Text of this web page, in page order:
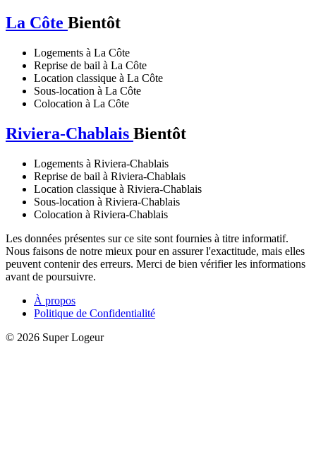
La Côte Bientôt
Logements à La Côte
Reprise de bail à La Côte
Location classique à La Côte
Sous-location à La Côte
Colocation à La Côte
Riviera-Chablais Bientôt
Logements à Riviera-Chablais
Reprise de bail à Riviera-Chablais
Location classique à Riviera-Chablais
Sous-location à Riviera-Chablais
Colocation à Riviera-Chablais
Les données présentes sur ce site sont fournies à titre informatif.
Nous faisons de notre mieux pour en assurer l'exactitude, mais elles
peuvent contenir des erreurs. Merci de bien vérifier les informations
avant de poursuivre.
À propos
Politique de Confidentialité
© 2026 Super Logeur